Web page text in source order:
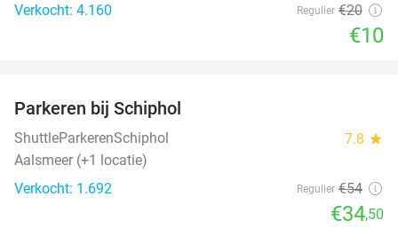
Verkocht: 4.160
Regulier €20
€10
Parkeren bij Schiphol
ShuttleParkerenSchiphol 7.8 star
Aalsmeer (+1 locatie)
Verkocht: 1.692
Regulier €54
€34,50